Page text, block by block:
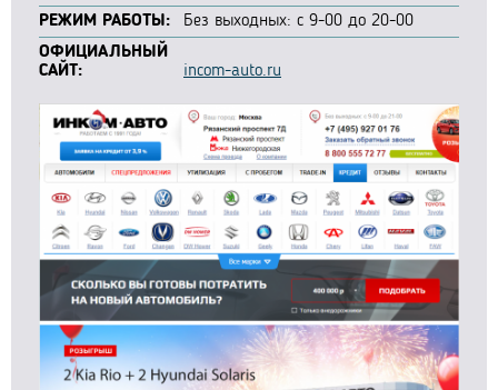
РЕЖИМ РАБОТЫ:
Без выходных: с 9-00 до 20-00
ОФИЦИАЛЬНЫЙ
САЙТ:
incom-auto.ru